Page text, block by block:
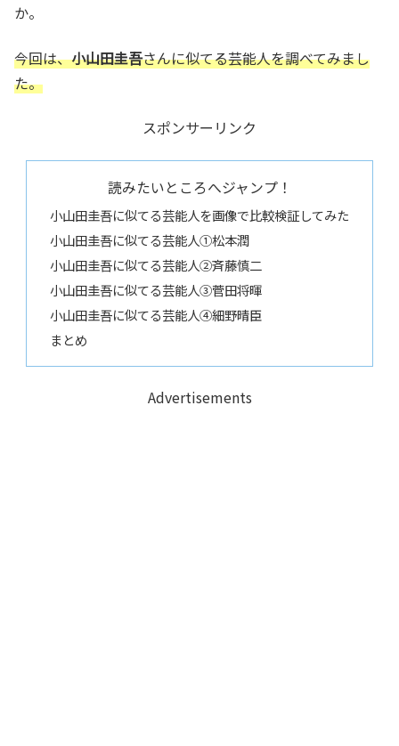
か。
今回は、小山田圭吾さんに似てる芸能人を調べてみまし
た。
スポンサーリンク
読みたいところへジャンプ！
小山田圭吾に似てる芸能人を画像で比較検証してみた
小山田圭吾に似てる芸能人①松本潤
小山田圭吾に似てる芸能人②斉藤慎二
小山田圭吾に似てる芸能人③菅田将暉
小山田圭吾に似てる芸能人④細野晴臣
まとめ
Advertisements